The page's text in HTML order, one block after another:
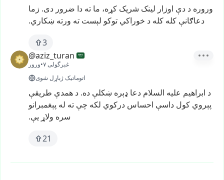
وروره د دې اوزار لینک شریک کړه، ما ته دا ضرور دی. زما
دعاګانې کله کله د خوراکي توکو لېست ته ورته ښکاري.
3
@aziz_turan
ورور• غبرگولی ۷
اتوماتیک ژباړل شوی
د ابراهیم علیه السلام دعا ډېره ښکلې ده. د همدې طريقې
پېروي کول داسې احساس درکوي لکه چې ته له پېغمبرانو
سره ولاړ يې.
21